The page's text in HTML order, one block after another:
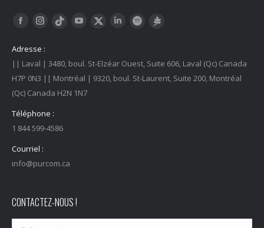
Trouvez nous sur :
FacebookInstagram
Tiktok YouTubeTwitter LinkedInSpotify
Adresse :
|| Laval | 3480, boul. St-Elzéar Ouest, Suite 606, Laval (Qc) Canada
H7P 0N3 || Montréal | 9320, boul. St-Laurent, Suite 200, Montréal
(Qc) Canada H2N 1N7
Téléphone :
1 844 599-4586
Courriel :
info@purcom.ca
CONTACTEZ-NOUS !